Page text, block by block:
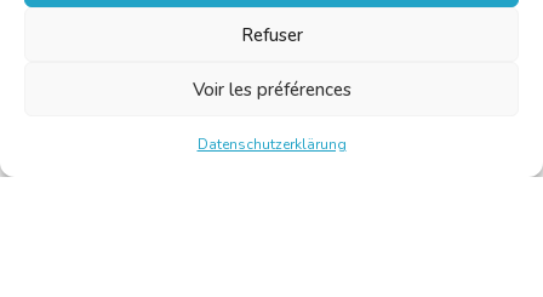
Refuser
Voir les préférences
Datenschutzerklärung